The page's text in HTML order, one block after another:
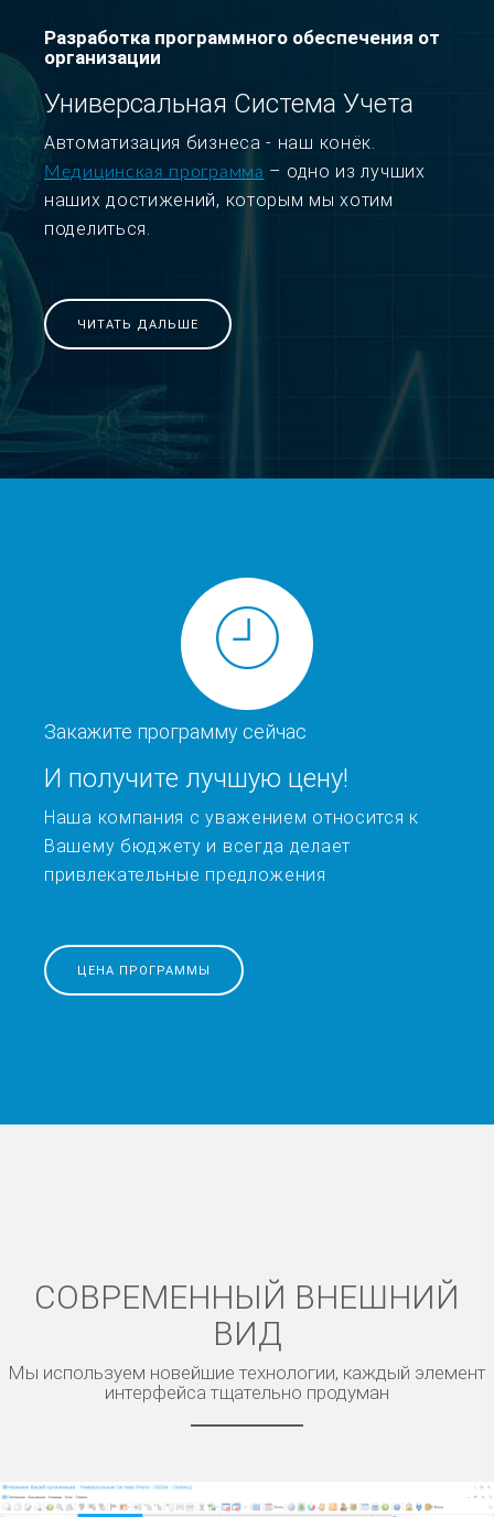
Разработка программного обеспечения от
организации
Универсальная Система Учета
Автоматизация бизнеса - наш конёк.
Медицинская программа – одно из лучших
наших достижений, которым мы хотим
поделиться.
ЧИТАТЬ ДАЛЬШЕ
Закажите программу сейчас
И получите лучшую цену!
Наша компания с уважением относится к
Вашему бюджету и всегда делает
привлекательные предложения
ЦЕНА ПРОГРАММЫ
СОВРЕМЕННЫЙ ВНЕШНИЙ
ВИД
Мы используем новейшие технологии, каждый элемент
интерфейса тщательно продуман